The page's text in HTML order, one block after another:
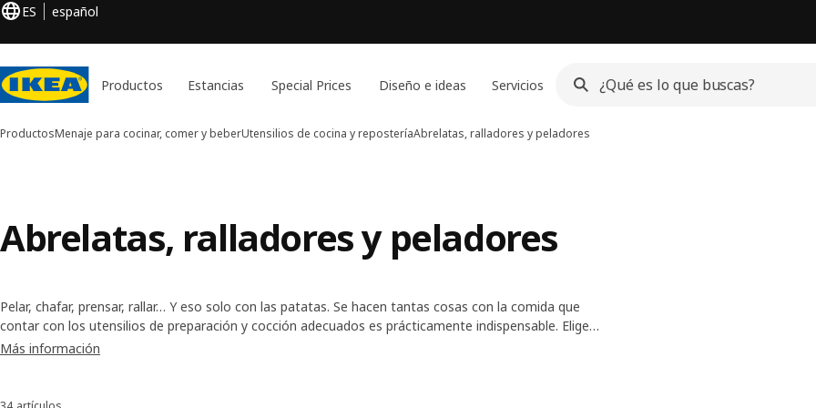
ES español
Productos Estancias Special Prices Diseño e ideas Servicios
ProductosMenaje para cocinar, comer y beberUtensilios de cocina y reposteríaAbrelatas, ralladores y peladores
Abrelatas, ralladores y peladores
Pelar, chafar, prensar, rallar… Y eso solo con las patatas. Se hacen tantas cosas con la comida que
contar con los utensilios de preparación y cocción adecuados es prácticamente indispensable. Elige
entre una amplia gama de utensilios, tenemos hasta un mortero para ese pesto o guacamole que
Más información